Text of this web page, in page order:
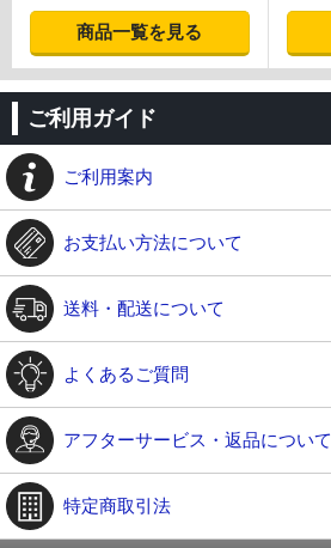
商品一覧を見る
ご利用ガイド
ご利用案内
お支払い方法について
送料・配送について
よくあるご質問
アフターサービス・返品について
特定商取引法